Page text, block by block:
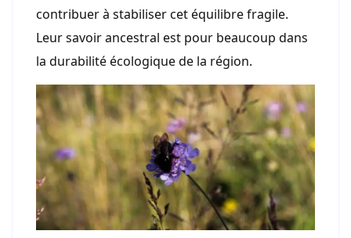
contribuer à stabiliser cet équilibre fragile.
Leur savoir ancestral est pour beaucoup dans
la durabilité écologique de la région.